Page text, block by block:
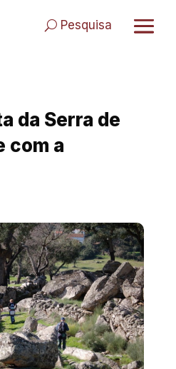
Pesquisa
da Serra de
com a